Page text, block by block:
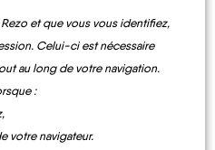
MOBILITE
et que vous vous identifiez,
Celui-ci est nécessaire
au long de votre navigation.
:
votre navigateur.